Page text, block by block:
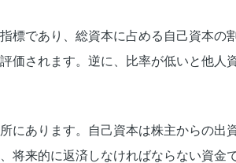
標であり、総資本に占める自己資本
価されます。逆に、比率が低いと他
にあります。自己資本は株主からの
将来的に返済しなければならない資金で